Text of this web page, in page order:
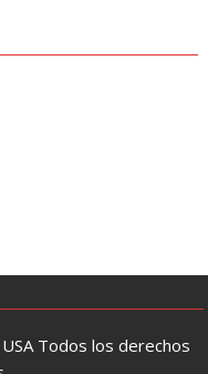
Todos los derechos